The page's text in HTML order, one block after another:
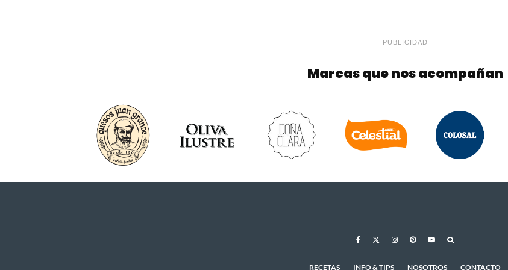
PUBLICIDAD
Marcas que nos acompañan
RECETAS INFO & TIPS NOSOTROS CONTACTO